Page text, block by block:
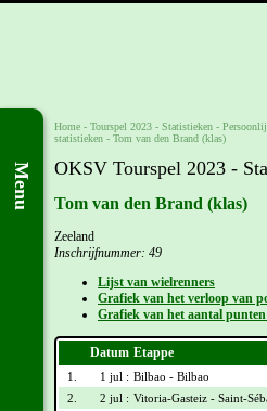
Menu
Home - Tourspel 2023 - Statistieken -
statistieken - Tom van den Brand (klas)
OKSV Tourspel 2023 -
Tom van den Brand (klas)
Zeeland
Inschrijfnummer: 49
Lijst van wielrenners
Grafiek van het verloop van
Grafiek van het aantal
Datum Etappe
1. 1 jul : Bilbao - Bilbao
2.
2 jul : Vitoria-Gasteiz - Saint-